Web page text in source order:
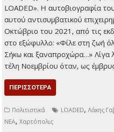
LOADED». Η αυτοβιογραφία
αυτού αντισυμβατικού
Οκτώβριο του 2021, από τις
στο εξώφυλλο: «Φίλε στη ζωή
Σήκω και ξαναπροχώρα…» Λίγα
τέλη Νοεμβρίου όταν, ως
ΠΕΡΙΣΣΌΤΕΡΑ
Πολιτιστικά LOADED,Λάκης
ΝΕΑ,Χαρτόπολις